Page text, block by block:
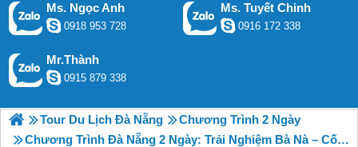
Ms. Ngọc Anh
0918 953 728
Ms. Tuyết Chinh
0916 172 338
Mr.Thành
0915 879 338
Tour Du Lịch Đà Nẵng
Chương Trình 2 Ngày
Chương Trình Đà Nẵng 2 Ngày: Trải Nghiệm Bà Nà – Cố Đô Huế